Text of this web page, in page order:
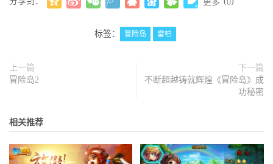
更多 0
标签： 冒险岛 雷柏
上一篇
冒险岛2
下一篇
不断超越铸就辉煌《冒险岛》成
功秘密
相关推荐